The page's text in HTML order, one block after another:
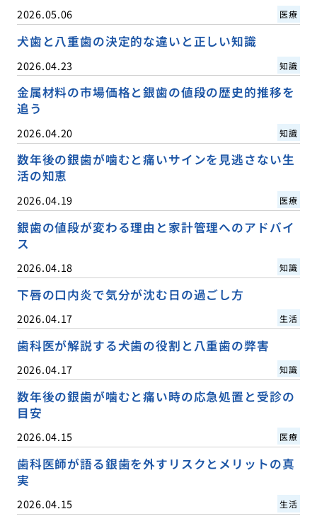
2026.05.06 医療
犬歯と八重歯の決定的な違いと正しい知識
2026.04.23 知識
金属材料の市場価格と銀歯の値段の歴史的推移を
追う
2026.04.20 知識
数年後の銀歯が噛むと痛いサインを見逃さない生
活の知恵
2026.04.19 医療
銀歯の値段が変わる理由と家計管理へのアドバイ
ス
2026.04.18 知識
下唇の口内炎で気分が沈む日の過ごし方
2026.04.17 生活
歯科医が解説する犬歯の役割と八重歯の弊害
2026.04.17 知識
数年後の銀歯が噛むと痛い時の応急処置と受診の
目安
2026.04.15 医療
歯科医師が語る銀歯を外すリスクとメリットの真
実
2026.04.15 生活